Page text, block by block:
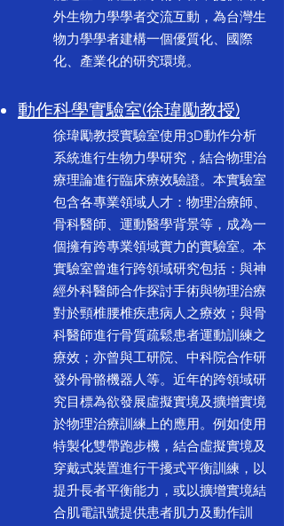
外生物力學學者交流互動，為台灣生
物力學學者建構一個優質化、國際
化、產業化的研究環境。
動作科學實驗室(徐瑋勵教授)
徐瑋勵教授實驗室使用3D動作分析
系統進行生物力學研究，結合物理治
療理論進行臨床療效驗證。本實驗室
包含各專業領域人才：物理治療師、
骨科醫師、運動醫學背景等，成為一
個擁有跨專業領域實力的實驗室。本
實驗室曾進行跨領域研究包括：與神
經外科醫師合作探討手術與物理治療
對於頸椎腰椎疾患病人之療效；與骨
科醫師進行骨質疏鬆患者運動訓練之
療效；亦曾與工研院、中科院合作研
發外骨骼機器人等。近年的跨領域研
究目標為欲發展虛擬實境及擴增實境
於物理治療訓練上的應用。例如使用
特製化雙帶跑步機，結合虛擬實境及
穿戴式裝置進行干擾式平衡訓練，以
提升長者平衡能力，或以擴增實境結
合肌電訊號提供患者肌力及動作訓